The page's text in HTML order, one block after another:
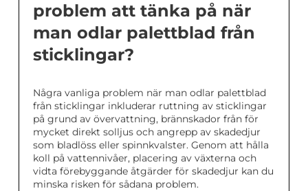
problem att tänka på när
man odlar palettblad från
sticklingar?
Några vanliga problem när man odlar palettblad
från sticklingar inkluderar ruttning av sticklingar
på grund av övervattning, brännskador från för
mycket direkt solljus och angrepp av skadedjur
som bladlöss eller spinnkvalster. Genom att hålla
koll på vattennivåer, placering av växterna och
vidta förebyggande åtgärder för skadedjur kan du
minska risken för sådana problem.